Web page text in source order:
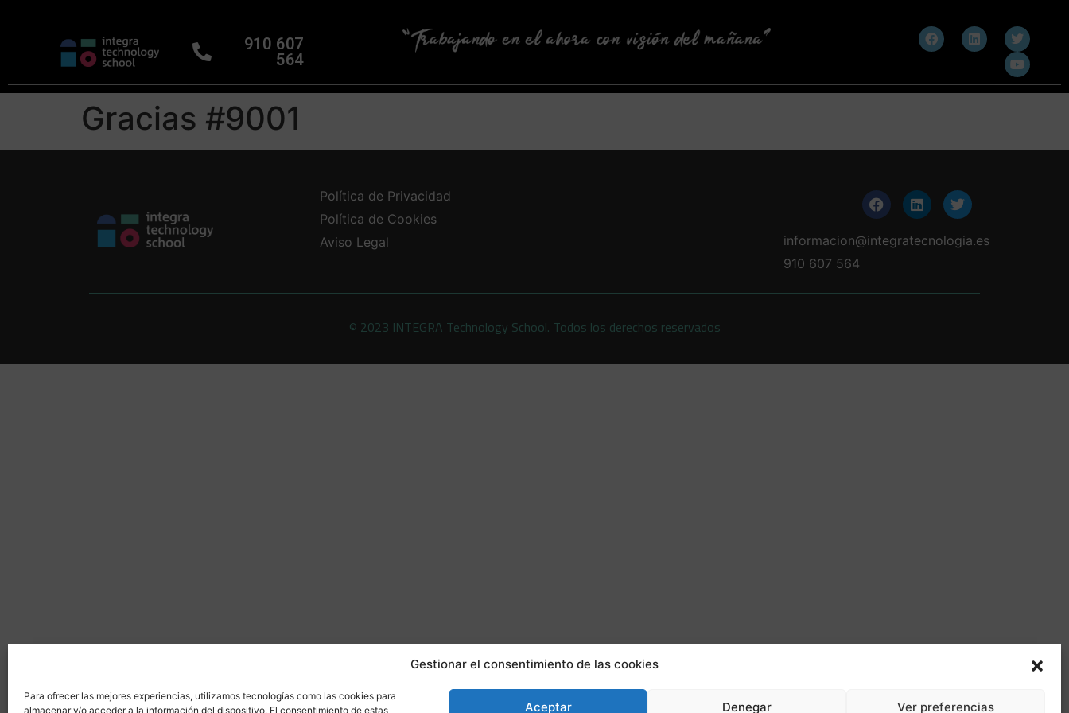
Gestionar el consentimiento de las cookies
Para ofrecer las mejores experiencias, utilizamos tecnologías como las cookies para
almacenar y/o acceder a la información del dispositivo. El consentimiento de estas
Aceptar Denegar Ver preferencias
910 607
564
Gracias #9001
Política de Privacidad
Política de Cookies
Aviso Legal
informacion@integratecnologia.es
910 607 564
© 2023 INTEGRA Technology School. Todos los derechos reservados